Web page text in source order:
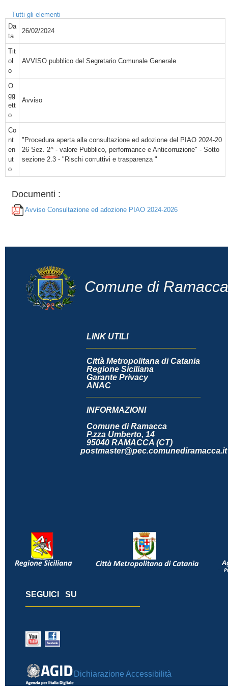
Tutti gli elementi
Da
ta
26/02/2024
Tit
ol
o
AVVISO pubblico del Segretario Comunale Generale
O
gg
ett
o
Avviso
Co
nt
en
ut
o
"Procedura aperta alla consultazione ed adozione del PIAO 2024-20
26 Sez. 2^ - valore Pubblico, performance e Anticorruzione" - Sotto
sezione 2.3 - "Rischi corruttivi e trasparenza "
Documenti :
Avviso Consultazione ed adozione PIAO 2024-2026
Comune di Ramacca
LINK UTILI
Città Metropolitana di Catania
Regione Siciliana
Garante Privacy
ANAC
INFORMAZIONI
Comune di
P.zza Umberto, 14
95040 RAMACCA
SEGUICI SU
Dichiarazione Accessibilità